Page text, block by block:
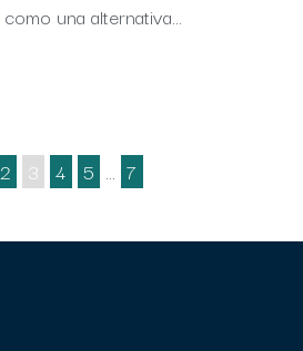
una alternativa…
2 3 4 5 … 7